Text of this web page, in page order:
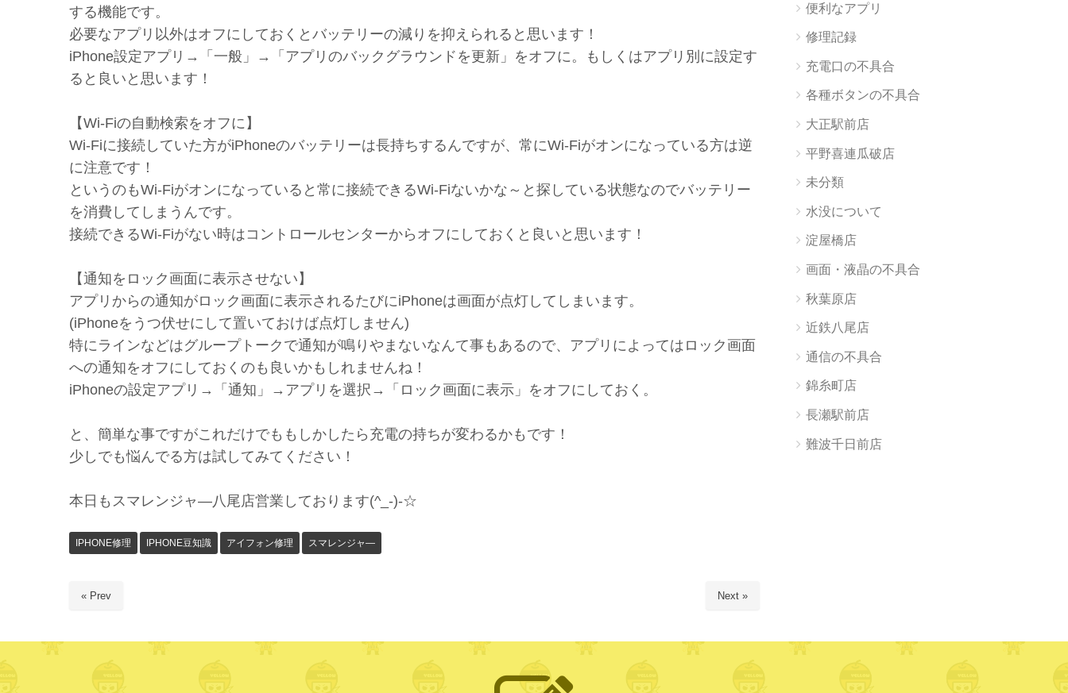
する機能です。
必要なアプリ以外はオフにしておくとバッテリーの減りを抑えられると思います！
iPhone設定アプリ→「一般」→「アプリのバックグラウンドを更新」をオフに。もしくはアプリ別に設定す
ると良いと思います！
【Wi-Fiの自動検索をオフに】
Wi-Fiに接続していた方がiPhoneのバッテリーは長持ちするんですが、常にWi-Fiがオンになっている方は逆
に注意です！
というのもWi-Fiがオンになっていると常に接続できるWi-Fiないかな～と探している状態なのでバッテリー
を消費してしまうんです。
接続できるWi-Fiがない時はコントロールセンターからオフにしておくと良いと思います！
【通知をロック画面に表示させない】
アプリからの通知がロック画面に表示されるたびにiPhoneは画面が点灯してしまいます。
(iPhoneをうつ伏せにして置いておけば点灯しません)
特にラインなどはグループトークで通知が鳴りやまないなんて事もあるので、アプリによってはロック画面
への通知をオフにしておくのも良いかもしれませんね！
iPhoneの設定アプリ→「通知」→アプリを選択→「ロック画面に表示」をオフにしておく。
と、簡単な事ですがこれだけでももしかしたら充電の持ちが変わるかもです！
少しでも悩んでる方は試してみてください！
本日もスマレンジャ―八尾店営業しております(^_-)-☆
IPHONE修理 IPHONE豆知識 アイフォン修理 スマレンジャ―
« Prev Next »
便利なアプリ
修理記録
充電口の不具合
各種ボタンの不具合
大正駅前店
平野喜連瓜破店
未分類
水没について
淀屋橋店
画面・液晶の不具合
秋葉原店
近鉄八尾店
通信の不具合
錦糸町店
長瀬駅前店
難波千日前店